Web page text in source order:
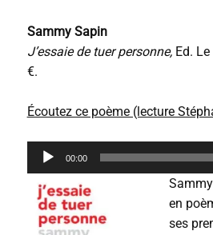
Sammy Sapin
J’essaie de tuer personne,Ed. Le
€.
Écoutez ce poème (lecture
c
00:00
en
ses